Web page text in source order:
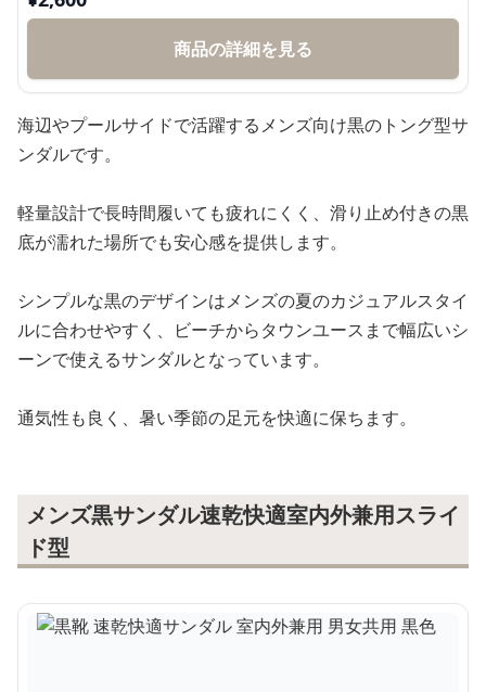
商品の詳細を見る
海辺やプールサイドで活躍するメンズ向け黒のトング型サ
ンダルです。
軽量設計で長時間履いても疲れにくく、滑り止め付きの黒
底が濡れた場所でも安心感を提供します。
シンプルな黒のデザインはメンズの夏のカジュアルスタイ
ルに合わせやすく、ビーチからタウンユースまで幅広いシ
ーンで使えるサンダルとなっています。
通気性も良く、暑い季節の足元を快適に保ちます。
メンズ黒サンダル速乾快適室内外兼用スライ
ド型